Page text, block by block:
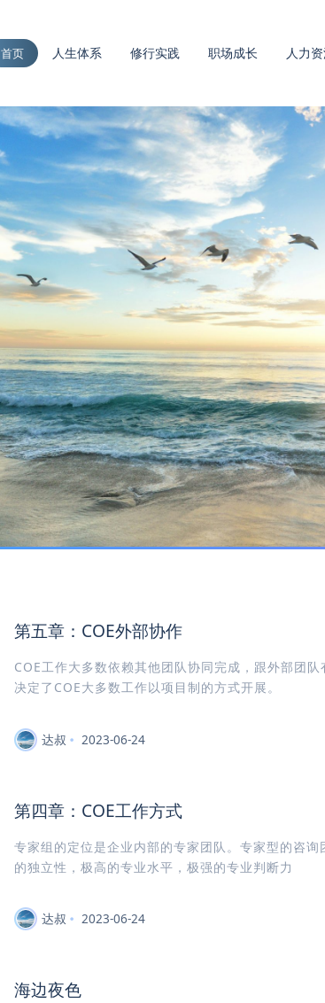
首页 人生体系 修行实践 职场成长 人力
第五章：COE外部协作
COE工作大多数依赖其他团队协同完成，跟外部团
决定了COE大多数工作以项目制的方式开展。
达叔 2023-06-24
第四章：COE工作方式
专家组的定位是企业内部的专家团队。专家型的咨询
的独立性，极高的专业水平，极强的专业判断力
达叔 2023-06-24
海边夜色